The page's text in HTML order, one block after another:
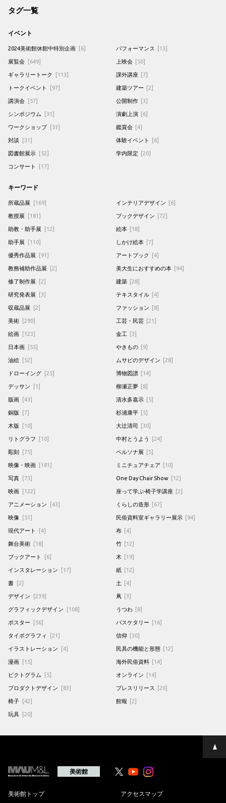
タグ一覧
イベント
2024美術館休館中特別企画 [6]
展覧会 [649]
ギャラリートーク [113]
トークイベント [97]
講演会 [57]
シンポジウム [31]
ワークショップ [51]
対談 [31]
図書館展示 [52]
コンサート [17]
パフォーマンス [13]
上映会 [50]
課外講座 [7]
建築ツアー [2]
公開制作 [3]
演劇上演 [6]
鑑賞会 [4]
体験イベント [6]
学内限定 [20]
キーワード
所蔵品展 [169]
教授展 [181]
助教・助手展 [12]
助手展 [110]
優秀作品展 [91]
教務補助作品展 [2]
修了制作展 [2]
研究発表展 [3]
収蔵品展 [2]
美術 [290]
絵画 [123]
日本画 [55]
油絵 [52]
ドローイング [25]
デッサン [1]
版画 [43]
銅版 [7]
木版 [10]
リトグラフ [10]
彫刻 [75]
映像・映画 [181]
写真 [73]
映画 [122]
アニメーション [43]
映像 [51]
現代アート [4]
舞台美術 [18]
ブックアート [6]
インスタレーション [17]
書 [2]
デザイン [239]
グラフィックデザイン [108]
ポスター [56]
タイポグラフィ [21]
イラストレーション [4]
漫画 [15]
ピクトグラム [5]
プロダクトデザイン [83]
椅子 [42]
玩具 [20]
インテリアデザイン [6]
ブックデザイン [72]
絵本 [18]
しかけ絵本 [7]
アートブック [4]
美大生におすすめの本 [94]
建築 [28]
テキスタイル [4]
ファッション [8]
工芸・民芸 [21]
金工 [3]
やきもの [9]
ムサビのデザイン [28]
博物図譜 [14]
柳瀬正夢 [8]
清水多嘉示 [5]
杉浦康平 [5]
大辻清司 [30]
中村とうよう [24]
ペルソナ展 [5]
ミニチュアチェア [10]
One Day Chair Show [12]
座って学ぶ-椅子学講座 [2]
くらしの造形 [67]
民俗資料室ギャラリー展示 [94]
布 [4]
竹 [12]
木 [19]
紙 [12]
土 [4]
凧 [3]
うつわ [8]
バスケタリー [16]
信仰 [30]
民具の機能と形態 [12]
海外民俗資料 [14]
オンライン [14]
プレスリリース [20]
館報 [2]
ペ
ー
美術館 YoutubeYoutube
美術館トップ
アクセスマップ